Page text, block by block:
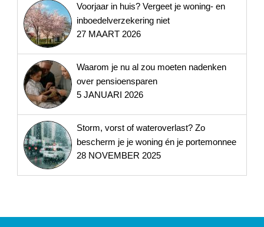
Voorjaar in huis? Vergeet je woning- en
inboedelverzekering niet
27 MAART 2026
Waarom je nu al zou moeten nadenken
over pensioensparen
5 JANUARI 2026
Storm, vorst of wateroverlast? Zo
bescherm je je woning én je portemonnee
28 NOVEMBER 2025